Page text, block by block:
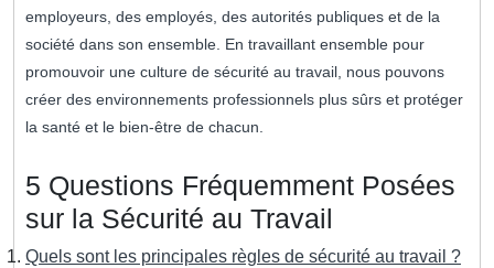
employeurs, des employés, des autorités publiques et de la
société dans son ensemble. En travaillant ensemble pour
promouvoir une culture de sécurité au travail, nous pouvons
créer des environnements professionnels plus sûrs et protéger
la santé et le bien-être de chacun.
5 Questions Fréquemment Posées
sur la Sécurité au Travail
Quels sont les principales règles de sécurité au travail ?